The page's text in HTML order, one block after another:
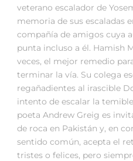
veterano escalador de
memoria de sus escaladas
compañía de amigos cuya
punta incluso a él. Hamish
veces, el mejor remedio
terminar la vía. Su colega
regañadientes al irascible
intento de escalar la
poeta Andrew Greig es
de roca en Pakistán y, en
sentido común, acepta el
tristes o felices, pero